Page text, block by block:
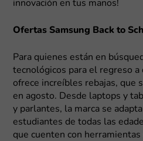
innovación en tus manos!
Ofertas Samsung Back to
Para quienes están en
tecnológicos para el regreso a
ofrece increíbles rebajas, que
en agosto. Desde laptops y
y parlantes, la marca se
estudiantes de todas las
que cuenten con